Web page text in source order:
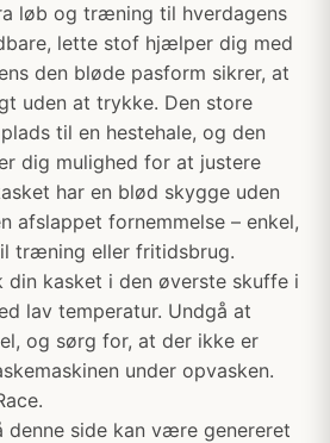
løb og træning til hverdagens
lette stof hjælper dig med
den bløde pasform sikrer, at
uden at trykke. Den store
til en hestehale, og den
dig mulighed for at justere
har en blød skygge uden
afslappet fornemmelse – enkel,
træning eller fritidsbrug.
din kasket i den øverste skuffe i
lav temperatur. Undgå at
og sørg for, at der ikke er
under opvasken.
denne side kan være genereret